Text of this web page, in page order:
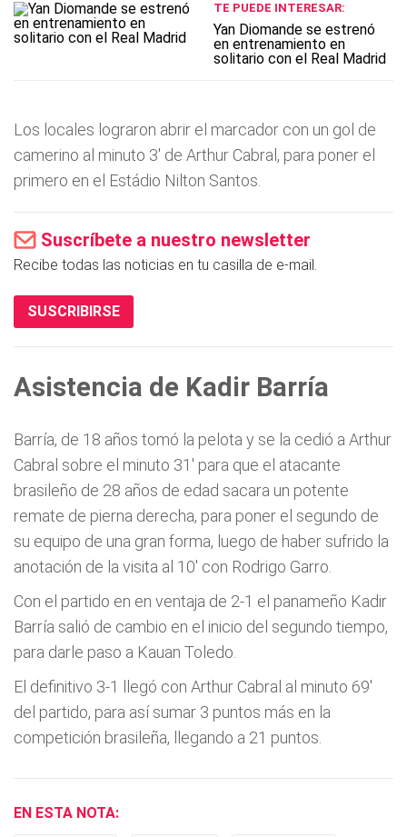
TE PUEDE INTERESAR:
Yan Diomande se estrenó
en entrenamiento en
solitario con el Real Madrid
Los locales lograron abrir el marcador con un gol de
camerino al minuto 3' de Arthur Cabral, para poner el
primero en el Estádio Nilton Santos.
Suscríbete a nuestro newsletter
Recibe todas las noticias en tu casilla de e-mail.
SUSCRIBIRSE
Asistencia de Kadir Barría
Barría, de 18 años tomó la pelota y se la cedió a Arthur
Cabral sobre el minuto 31' para que el atacante
brasileño de 28 años de edad sacara un potente
remate de pierna derecha, para poner el segundo de
su equipo de una gran forma, luego de haber sufrido la
anotación de la visita al 10' con Rodrigo Garro.
Con el partido en en ventaja de 2-1 el panameño Kadir
Barría salió de cambio en el inicio del segundo tiempo,
para darle paso a Kauan Toledo.
El definitivo 3-1 llegó con Arthur Cabral al minuto 69'
del partido, para así sumar 3 puntos más en la
competición brasileña, llegando a 21 puntos.
EN ESTA NOTA: